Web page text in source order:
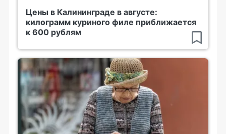
Цены в Калининграде в августе:
килограмм куриного филе приближается
к 600 рублям